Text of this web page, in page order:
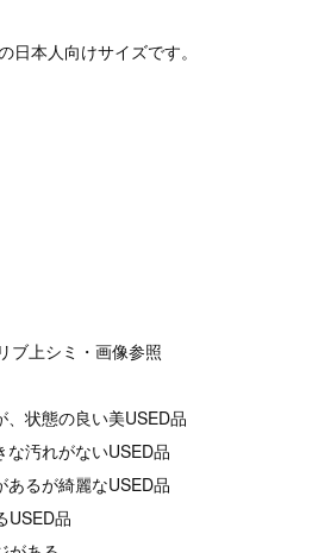
日本人向けサイズです。
ブ上シミ・画像参照
状態の良い美USED品
汚れがないUSED品
るが綺麗なUSED品
品